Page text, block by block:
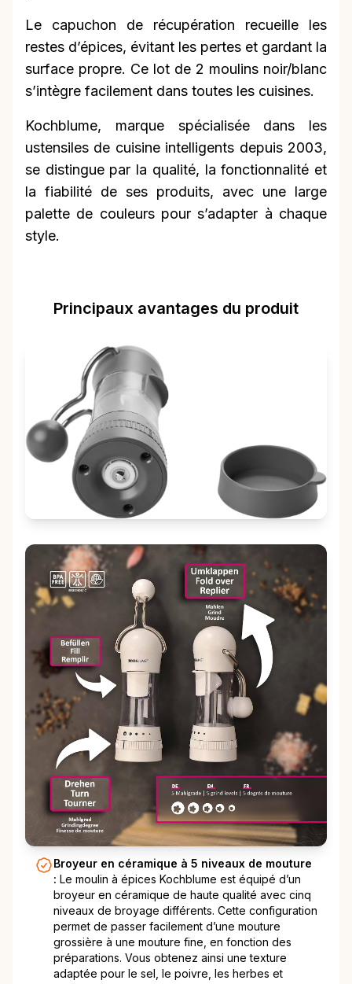
Le capuchon de récupération recueille les
restes d’épices, évitant les pertes et gardant la
surface propre. Ce lot de 2 moulins noir/blanc
s’intègre facilement dans toutes les cuisines.
Kochblume, marque spécialisée dans les
ustensiles de cuisine intelligents depuis 2003,
se distingue par la qualité, la fonctionnalité et
la fiabilité de ses produits, avec une large
palette de couleurs pour s’adapter à chaque
style.
Principaux avantages du produit
Broyeur en céramique à 5 niveaux de mouture
: Le moulin à épices Kochblume est équipé d’un
broyeur en céramique de haute qualité avec cinq
niveaux de broyage différents. Cette configuration
permet de passer facilement d’une mouture
grossière à une mouture fine, en fonction des
préparations. Vous obtenez ainsi une texture
adaptée pour le sel, le poivre, les herbes et